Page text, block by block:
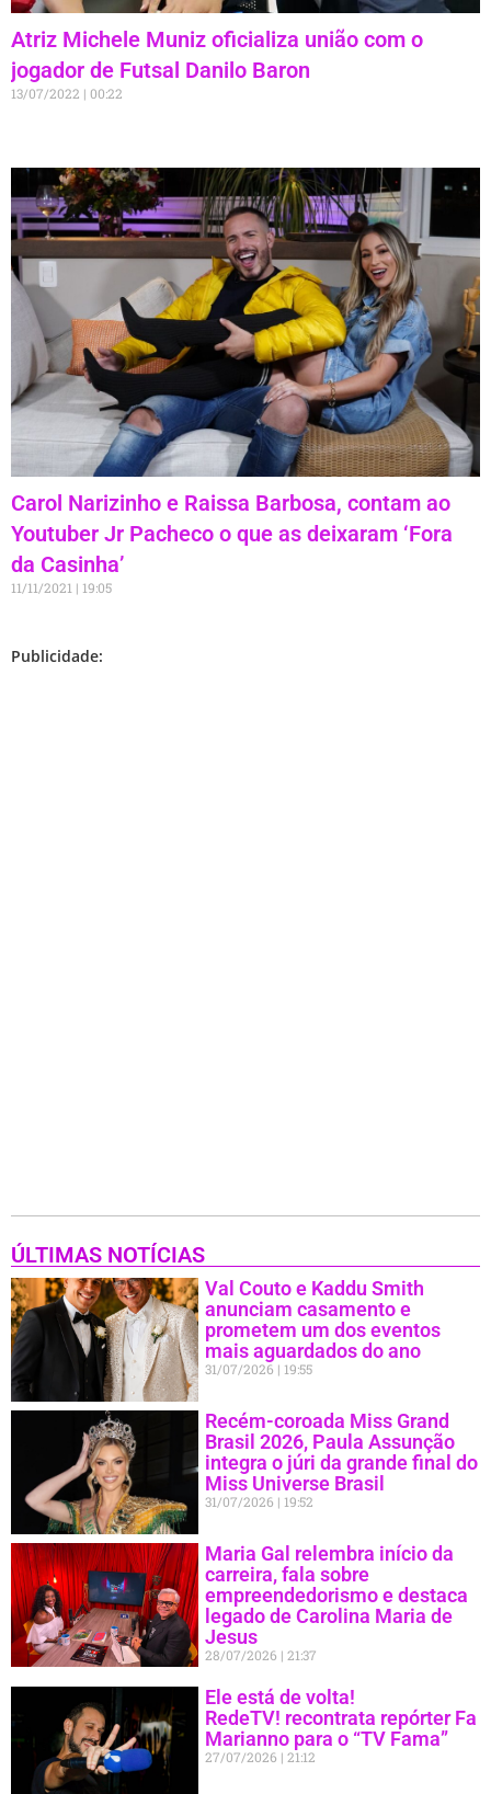
Atriz Michele Muniz oficializa união com o
jogador de Futsal Danilo Baron
13/07/2022 00:22
Carol Narizinho e Raissa Barbosa, contam ao
Youtuber Jr Pacheco o que as deixaram ‘Fora
da Casinha’
11/11/2021 19:05
Publicidade:
ÚLTIMAS NOTÍCIAS
Val Couto e Kaddu Smith
anunciam casamento e
prometem um dos eventos
mais aguardados do ano
31/07/2026 19:55
Recém-coroada Miss Grand
Brasil 2026, Paula Assunção
integra o júri da grande final do
Miss Universe Brasil
31/07/2026 19:52
Maria Gal relembra início da
carreira, fala sobre
empreendedorismo e destaca
legado de Carolina Maria de
Jesus
28/07/2026 21:37
Ele está de volta!
RedeTV! recontrata repórter Fa
Marianno para o “TV Fama”
27/07/2026 21:12